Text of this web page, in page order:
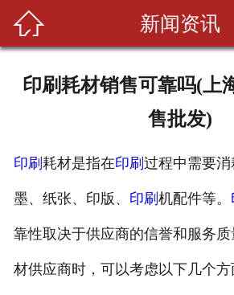
 新闻资讯
印刷耗材销售可靠吗(上
售批发)
印刷 耗材是指在印刷 过程中需要
墨、纸张、印版、 印刷 机配件等。
靠性取决于供应商的信誉和服务
材供应商时，可以考虑以下几个方